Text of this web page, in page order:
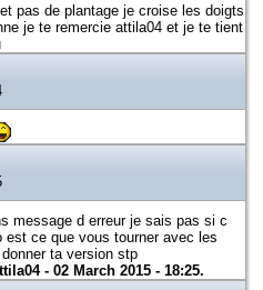
pas de plantage je croise les doigts
je te remercie attila04 et je te tient
message d erreur je sais pas si c
ce que vous tourner avec les
ta version stp
- 02 March 2015 - 18:25.